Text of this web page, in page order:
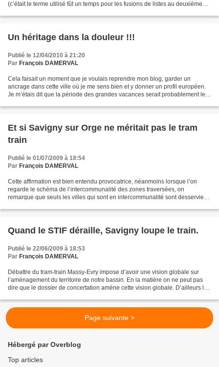
(c’était le terme utilisé fût un temps pour les fusions de listes au deuxième
Un héritage dans la douleur !!!
Publié le 12/04/2010 à 21:20
Par François DAMERVAL
Cela faisait un moment que je voulais reprendre mon blog, garder un
ancrage dans cette ville où je me sens bien et y donner un profil européen.
Je m’étais dit que la période des grandes vacances serait probablement le
Et si Savigny sur Orge ne méritait pas le tram
train
Publié le 01/07/2009 à 18:54
Par François DAMERVAL
Cette affirmation est bien entendu provocatrice, néanmoins lorsque l’on
regarde le schéma de l’intercommunalité des zones traversées, on
remarque que seuls les villes qui sont en intercommunalité sont desservies.
Quand le STIF déraille, Savigny loupe le train.
Publié le 22/06/2009 à 18:53
Par François DAMERVAL
Débattre du tram-train Massy-Evry impose d’avoir une vision globale sur
l’aménagement du territoire de notre bassin. En la matière on ne peut pas
dire que le dossier de concertation amène cette vision globale. D’ailleurs le
Page suivante >
Hébergé par Overblog
Top articles